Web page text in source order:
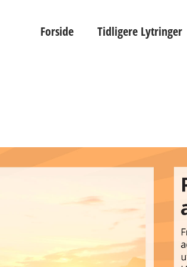
Forside Tidligere Lytringer